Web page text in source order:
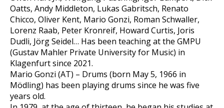
Oatts, Andy Middleton, Lukas Gabritsch, Renato
Chicco, Oliver Kent, Mario Gonzi, Roman Schwaller,
Lorenz Raab, Peter Kronreif, Howard Curtis, Joris
Dudli, Jörg Seidel… Has been teaching at the GMPU
(Gustav Mahler Private University for Music) in
Klagenfurt since 2021.
Mario Gonzi (AT) – Drums (born May 5, 1966 in
Mödling) has been playing drums since he was five
years old.